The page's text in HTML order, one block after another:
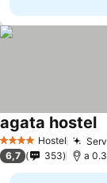
4 EstrellasHostel
agata hostel
6,7 353 a